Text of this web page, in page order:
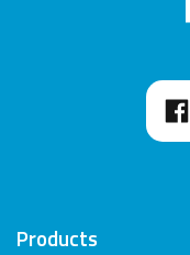
Products